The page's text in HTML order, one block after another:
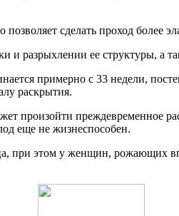
сделать проход более
разрыхлении ее структуры, а
примерно с 33 недели,
раскрытия.
произойти преждевременное
еще не жизнеспособен.
при этом у женщин,